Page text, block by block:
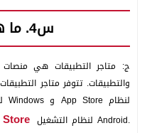
س4. ما هي متاجر التطبيقات؟
ج: متاجر التطبيقات هي منصات
والتطبيقات. تتوفر متاجر